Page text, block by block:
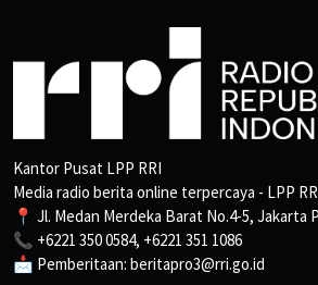
Kantor Pusat LPP RRI
Media radio berita online terpercaya - LPP
📍 Jl. Medan Merdeka Barat No.4-5, Jakarta
📞 +6221 350 0584, +6221 351 1086
📩 Pemberitaan: beritapro3@rri.go.id